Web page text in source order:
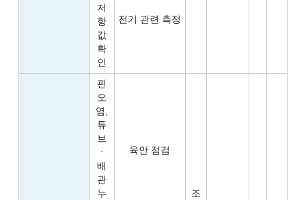
저
항
값
확
인
전기 관련 측정
핀
오
염,
튜
브
ㆍ
배
관
누
육안 점검
조